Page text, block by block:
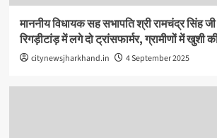
माननीय विधायक सह सभापति श्री रामचंद्र सिंह
रिगड़ीटांड़ में लगे दो ट्रांसफार्मर, ग्रामीणों में खुशी
citynewsjharkhand.in 4 September 2025